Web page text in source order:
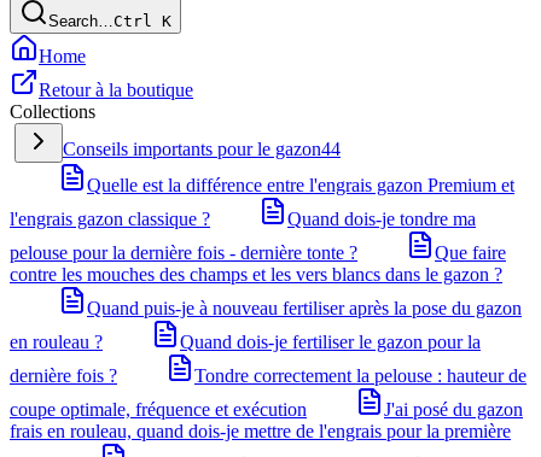
Search…Ctrl K
Home
Retour à la boutique
Collections
Conseils importants pour le gazon44
Quelle est la différence entre l'engrais gazon Premium et
l'engrais gazon classique ?
Quand dois-je tondre ma
pelouse pour la dernière fois - dernière tonte ?
Que faire
contre les mouches des champs et les vers blancs dans le gazon ?
Quand puis-je à nouveau fertiliser après la pose du gazon
en rouleau ?
Quand dois-je fertiliser le gazon pour la
dernière fois ?
Tondre correctement la pelouse : hauteur de
coupe optimale, fréquence et exécution
J'ai posé du gazon
frais en rouleau, quand dois-je mettre de l'engrais pour la première